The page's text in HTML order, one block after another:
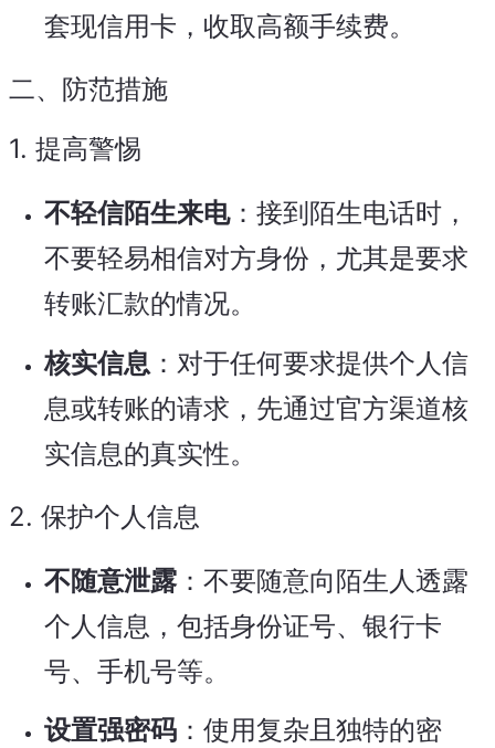
套现信用卡，收取高额手续费。
二、防范措施
1. 提高警惕
不轻信陌生来电：接到陌生电话时，
不要轻易相信对方身份，尤其是要求
转账汇款的情况。
核实信息 ：对于任何要求提供个人信
息或转账的请求，先通过官方渠道核
实信息的真实性。
2. 保护个人信息
不随意泄露：不要随意向陌生人透露
个人信息，包括身份证号、银行卡
号、手机号等。
设置强密码 ：使用复杂且独特的密